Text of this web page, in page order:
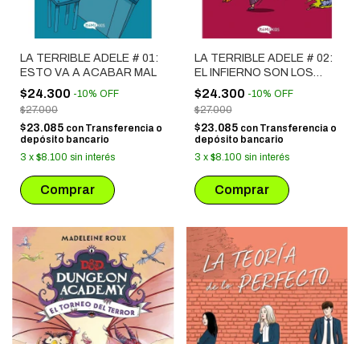
LA TERRIBLE ADELE # 01:
ESTO VA A ACABAR MAL
$24.300 -10% OFF
$27.000
$23.085 con Transferencia o
depósito bancario
3 x $8.100 sin interés
LA TERRIBLE ADELE # 02:
EL INFIERNO SON LOS
OTROS
$24.300 -10% OFF
$27.000
$23.085 con Transferencia o
depósito bancario
3 x $8.100 sin interés